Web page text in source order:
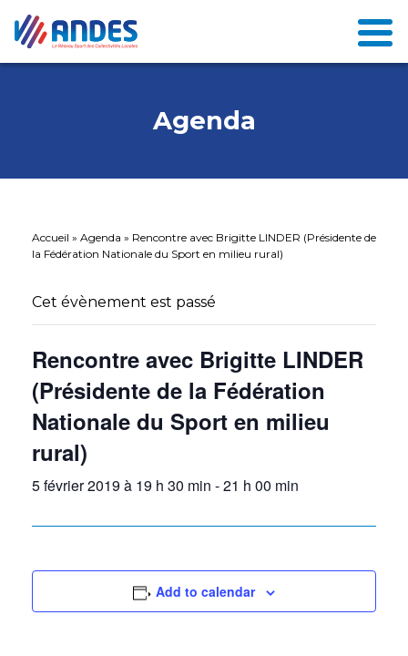
Agenda
Accueil » Agenda » Rencontre avec Brigitte LINDER (Présidente de
la Fédération Nationale du Sport en milieu rural)
Cet évènement est passé
Rencontre avec Brigitte LINDER
(Présidente de la Fédération
Nationale du Sport en milieu
rural)
5 février 2019 à 19 h 30 min -21 h 00 min
Add to calendar